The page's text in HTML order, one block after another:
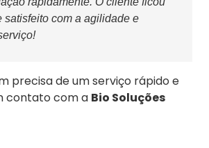
satisfeito com a agilidade e
precisa de um serviço rápido e
contato com a Bio Soluções